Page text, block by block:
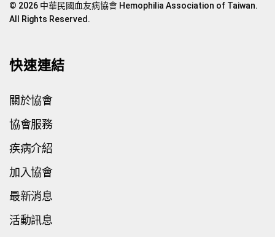
© 2026 中華民國血友病協會 Hemophilia Association of Taiwan.
All Rights Reserved.
快速連結
關於協會
協會服務
疾病介紹
加入協會
最新消息
活動訊息